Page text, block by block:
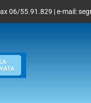
06/55.91.829 | e-mail: